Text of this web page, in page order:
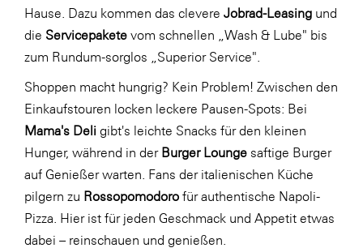
Hause. Dazu kommen das clevere Jobrad-Leasing und
die Servicepakete vom schnellen „Wash & Lube" bis
zum Rundum-sorglos „Superior Service".
Shoppen macht hungrig? Kein Problem! Zwischen den
Einkaufstouren locken leckere Pausen-Spots: Bei
Mama's Deli gibt's leichte Snacks für den kleinen
Hunger, während in der Burger Lounge saftige Burger
auf Genießer warten. Fans der italienischen Küche
pilgern zu Rossopomodoro für authentische Napoli-
Pizza. Hier ist für jeden Geschmack und Appetit etwas
dabei – reinschauen und genießen.